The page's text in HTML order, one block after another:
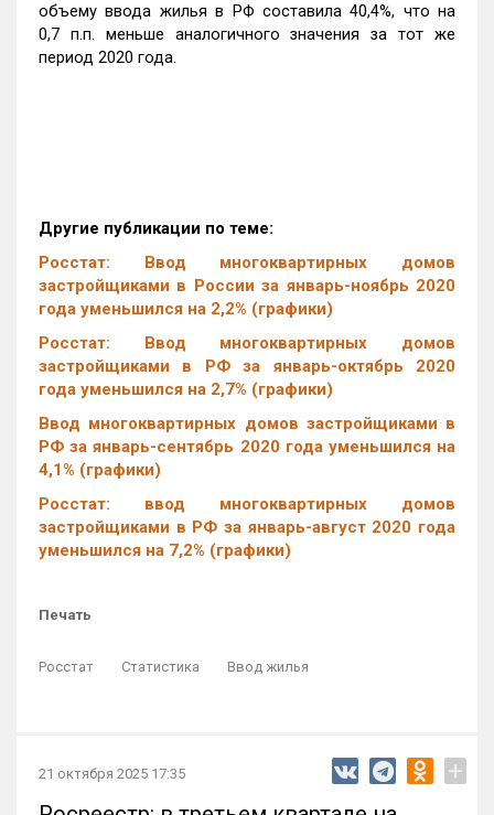
объему ввода жилья в РФ составила 40,4%, что на
0,7 п.п. меньше аналогичного значения за тот же
период 2020 года.
Другие публикации по теме:
Росстат: Ввод многоквартирных домов
застройщиками в России за январь-ноябрь 2020
года уменьшился на 2,2% (графики)
Росстат: Ввод многоквартирных домов
застройщиками в РФ за январь-октябрь 2020
года уменьшился на 2,7% (графики)
Ввод многоквартирных домов застройщиками в
РФ за январь-сентябрь 2020 года уменьшился на
4,1% (графики)
Росстат: ввод многоквартирных домов
застройщиками в РФ за январь-август 2020 года
уменьшился на 7,2% (графики)
Печать
Росстат Статистика Ввод жилья
21 октября 2025 17:35 +